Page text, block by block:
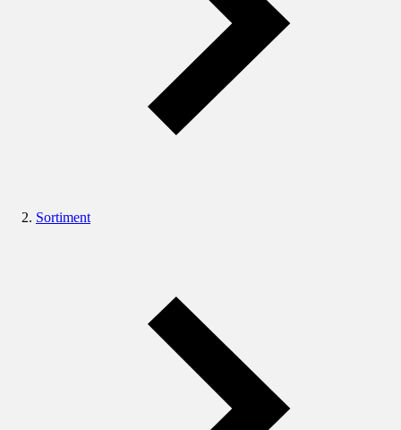
Sortiment